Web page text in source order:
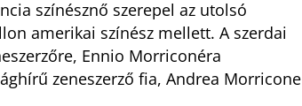
színésznő szerepel az utolsó
amerikai színész mellett. A szerdai
Ennio Morriconéra
zeneszerző fia, Andrea Morricone